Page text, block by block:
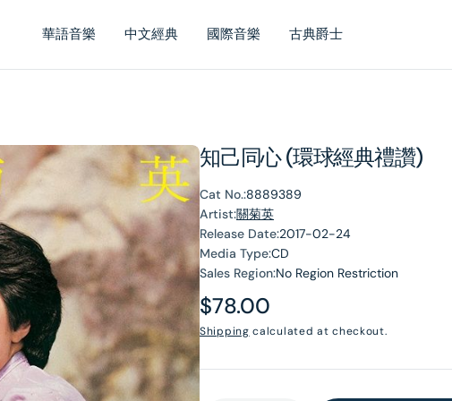
華語音樂 中文經典 國際音樂 古典爵士
知己同心 (環球經典禮讚)
Cat No.:8889389
Artist:關菊英
Release Date:2017-02-24
Media Type:CD
Sales Region:No Region Restriction
Regular
price
$78.00
Shipping calculated at checkout.